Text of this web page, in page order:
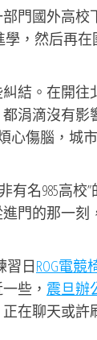
國外高校
學，然后再
。在開往
涓滴沒有影
心傷腦，城
名985高校
門的那一刻
日ROG電競
些， 震旦辦
在聊天或許